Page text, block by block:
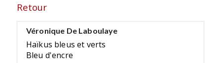
Retour
Véronique De Laboulaye
Haïkus bleus et verts
Bleu d'encre